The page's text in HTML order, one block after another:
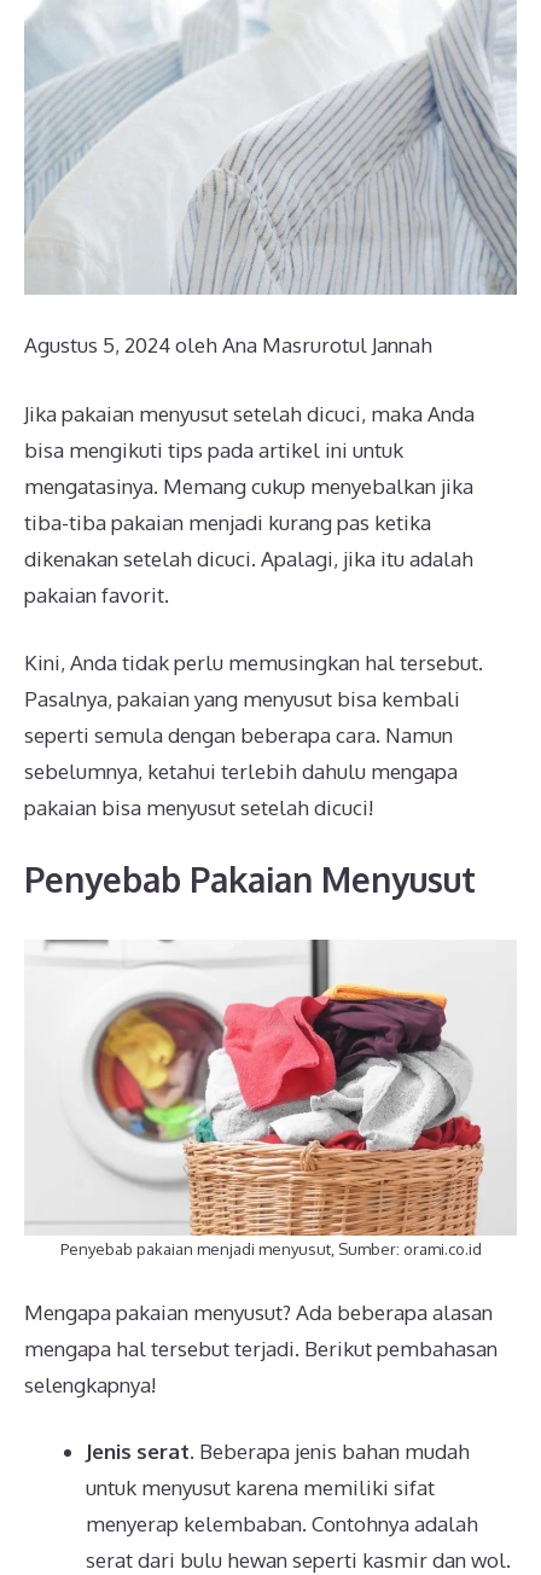
Agustus 5, 2024olehAna Masrurotul Jannah
Jika pakaian menyusut setelah dicuci, maka Anda
bisa mengikuti tips pada artikel ini untuk
mengatasinya. Memang cukup menyebalkan jika
tiba-tiba pakaian menjadi kurang pas ketika
dikenakan setelah dicuci. Apalagi, jika itu adalah
pakaian favorit.
Kini, Anda tidak perlu memusingkan hal tersebut.
Pasalnya, pakaian yang menyusut bisa kembali
seperti semula dengan beberapa cara. Namun
sebelumnya, ketahui terlebih dahulu mengapa
pakaian bisa menyusut setelah dicuci!
Penyebab Pakaian Menyusut
Penyebab pakaian menjadi menyusut, Sumber: orami.co.id
Mengapa pakaian menyusut? Ada beberapa alasan
mengapa hal tersebut terjadi. Berikut pembahasan
selengkapnya!
Jenis serat. Beberapa jenis bahan mudah
untuk menyusut karena memiliki sifat
menyerap kelembaban. Contohnya adalah
serat dari bulu hewan seperti kasmir dan wol.